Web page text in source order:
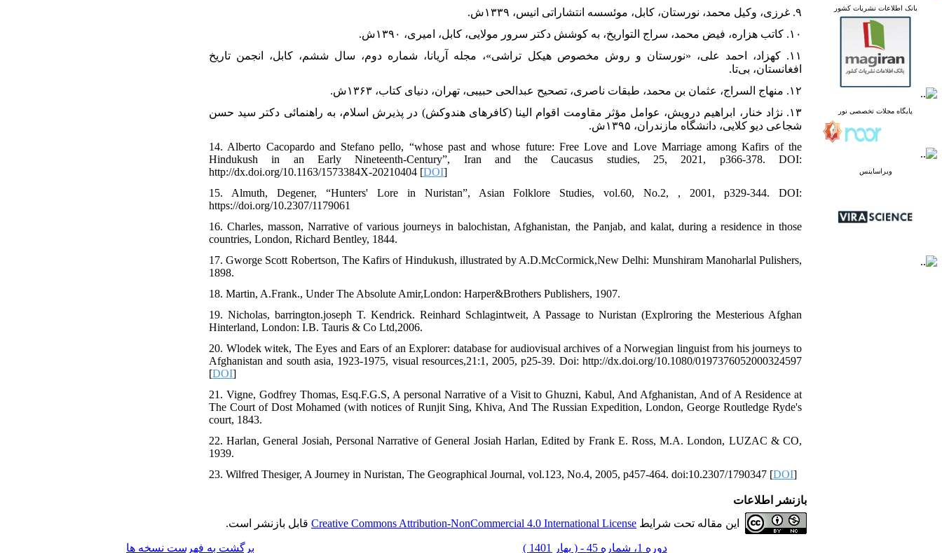
پرتال نشریات علمی و
پژوهشی
پایگاه علوم استنادی جهان
اسلام
پایگاه مجلات تخصصی نور
پایگاه مرکز اطلاعات جهاد
دانشگاهی
پرتال جامع علوم انسانی
بانک اطلاعات نشریات
کشور
google scholar
Academia
بانک اطلاعات نشریات کشور
پایگاه مجلات تخصصی نور
ویراساینس
۹. غرزی، وکیل محمد، نورستان، کابل، موئسسه انتشاراتی انیس، ۱۳۳۹ش.
۱۰. کاتب هزاره، فیض محمد، سراج التواریخ، به کوشش دکتر سرور مولایی، کابل، امیری، ۱۳۹۰ش.
۱۱. کهزاد، احمد علی، «نورستان و روش مخصوص هیکل تراشی»، مجله آریانا، شماره دوم، سال ششم، کابل، انجمن تاریخ
افغانستان، بی‌تا.
۱۲. منهاج السراج، عثمان بن محمد، طبقات ناصری، تصحیح عبدالحی حبیبی، تهران، دنیای کتاب، ۱۳۶۳ش.
۱۳. نژاد خنار، ابراهیم درویش، عوامل مؤثر مقاومت اقوام الینا (کافرهای هندوکش) در پذیرش اسلام، به راهنمائی دکتر سید حسن
شجاعی دیو کلایی، دانشگاه مازندران، ۱۳۹۵ش.
14. Alberto Cacopardo and Stefano pello, “whose past and whose future: Free Love and Love Marriage among Kafirs of the
Hindukush in an Early Nineteenth-Century”, Iran and the Caucasus studies, 25, 2021, p366-378. DOI:
http://dx.doi.org/10.1163/1573384X-20210404 [DOI]
15. Almuth, Degener, “Hunters' Lore in Nuristan”, Asian Folklore Studies, vol.60, No.2, , 2001, p329-344. DOI:
https://doi.org/10.2307/1179061
16. Charles, masson, Narrative of various journeys in balochistan, Afghanistan, the Panjab, and kalat, during a residence in those
countries, London, Richard Bentley, 1844.
17. Gworge Scott Robertson, The Kafirs of Hindukush, illustrated by A.D.McCormick,New Delhi: Munshiram Manoharlal Pulishers,
1898.
18. Martin, A.Frank., Under The Absolute Amir,London: Harper&Brothers Publishers, 1907.
19. Nicholas, barrington.joseph T. Kendrick. Reinhard Schlagintweit, A Passage to Nuristan (Explroring the Mesterious Afghan
Hinterland, London: I.B. Tauris & Co Ltd,2006.
20. Wlodek witek, The Eyes and Ears of an Explorer: database for audiovisual archives of a Norwegian linguist from his journeys to
Afghanistan and south asia, 1923-1975, visual resources,21:1, 2005, p25-39. Doi: http://dx.doi.org/10.1080/0197376052000324597
[DOI]
21. Vigne, Godfrey Thomas, Esq.F.G.S, A personal Narrative of a Visit to Ghuzni, Kabul, And Afghanistan, And of A Residence at
The Court of Dost Mohamed (with notices of Runjit Sing, Khiva, And The Russian Expedition, London, George Routledge Ryde's
court, 1843.
22. Harlan, General Josiah, Personal Narrative of General Josiah Harlan, Edited by Frank E. Ross, M.A. London, LUZAC & CO,
1939.
23. Wilfred Thesiger, A Journey in Nuristan, The Geographical Journal, vol.123, No.4, 2005, p457-464. doi:10.2307/1790347 [DOI]
بازنشر اطلاعات
این مقاله تحت شرایط Creative Commons Attribution-NonCommercial 4.0 International License قابل بازنشر است.
دوره 1، شماره 45 - ( بهار 1401 ) برگشت به فهرست نسخه ها